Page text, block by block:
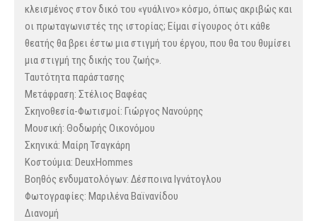
κλεισμένος στον δικό του «γυάλινο» κόσμο, όπως ακριβώς και
οι πρωταγωνιστές της ιστορίας; Είμαι σίγουρος ότι κάθε
θεατής θα βρει έστω μια στιγμή του έργου, που θα του θυμίσει
μια στιγμή της δικής του ζωής».
Tαυτότητα παράστασης
Μετάφραση: Στέλιος Βαφέας
Σκηνοθεσία-Φωτισμοί: Γιώργος Νανούρης
Μουσική: Θοδωρής Οικονόμου
Σκηνικά: Μαίρη Τσαγκάρη
Κοστούμια: DeuxHommes
Βοηθός ενδυματολόγων: Δέσποινα Ιγνάτογλου
Φωτογραφίες: Μαριλένα Βαϊνανίδου
Διανομή